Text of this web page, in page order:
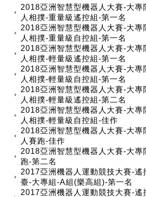
2018亞洲智慧型機器人大賽-大專
人相撲-重量級遙控組-第一名
2018亞洲智慧型機器人大賽-大專
人相撲-重量級自控組-第一名
2018亞洲智慧型機器人大賽-大專
人相撲-輕量級遙控組-第一名
2018亞洲智慧型機器人大賽-大專
人相撲-輕量級自控組-第一名
2018亞洲智慧型機器人大賽-大專
人相撲-輕量級遙控組-第二名
2018亞洲智慧型機器人大賽-大專
人相撲-輕量級自控組-佳作
2018亞洲智慧型機器人大賽-大專
人賽跑-佳作
2018亞洲智慧型機器人大賽-大專
跑-第二名
2017亞洲機器人運動競技大賽-遙
臺-大專組-A組(樂高組)-第一名
2017亞洲機器人運動競技大賽-遙